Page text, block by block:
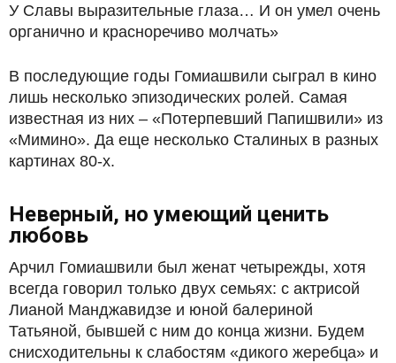
У Славы выразительные глаза… И он умел очень
органично и красноречиво молчать»
В последующие годы Гомиашвили сыграл в кино
лишь несколько эпизодических ролей. Самая
известная из них – «Потерпевший Папишвили» из
«Мимино». Да еще несколько Сталиных в разных
картинах 80-х.
Неверный, но умеющий ценить
любовь
Арчил Гомиашвили был женат четырежды, хотя
всегда говорил только двух семьях: с актрисой
Лианой Манджавидзе и юной балериной
Татьяной, бывшей с ним до конца жизни. Будем
снисходительны к слабостям «дикого жеребца» и